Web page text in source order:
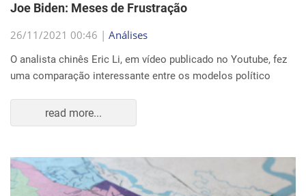
Joe Biden: Meses de Frustração
26/11/2021 00:46 | Análises
O analista chinês Eric Li, em vídeo publicado no Youtube, fez
uma comparação interessante entre os modelos político
read more...